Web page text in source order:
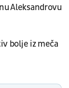
Aleksandrovu
bolje iz meča